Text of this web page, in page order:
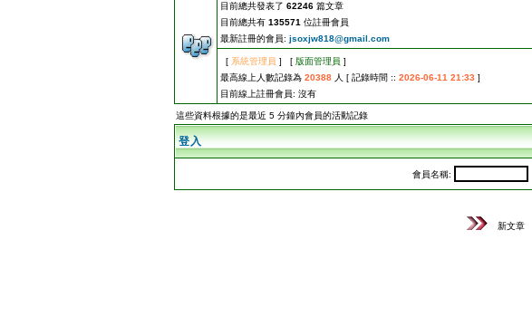
目前總共發表了 62246 篇文章
目前總共有 135571 位註冊會員
最新註冊的會員: jsoxjw818@gmail.com
[ 系統管理員 ] [ 版面管理員 ]
最高線上人數記錄為 20388 人 [ 記錄時間 :: 2026-06-11 21:33 ]
目前線上註冊會員: 沒有
這些資料根據的是最近 5 分鐘內會員的活動記錄
登入
會員名稱:
新文章